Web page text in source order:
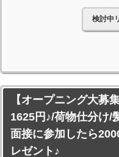
検討中
【オープニング大募
1625円♪/荷物仕分け/
面接に参加したら
レゼント♪